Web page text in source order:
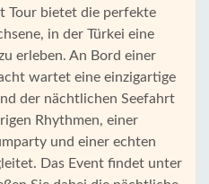
Tour bietet die perfekte
in der Türkei eine
erleben. An Bord einer
wartet eine einzigartige
der nächtlichen Seefahrt
Rhythmen, einer
und einer echten
Das Event findet unter